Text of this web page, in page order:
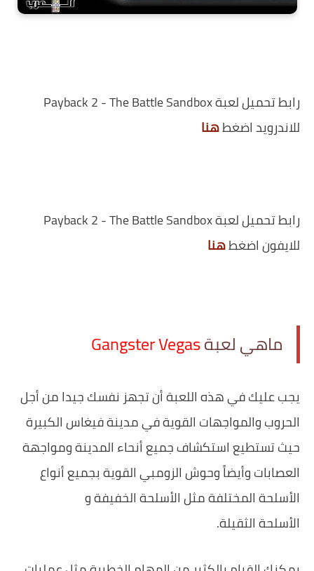
رابط تحميل لعبة Payback 2 - The Battle Sandbox
للاندرويد اضغطهنا
رابط تحميل لعبة Payback 2 - The Battle Sandbox
للايفون اضغطهنا
ماهي لعبة
‏يجب عليك في هذه اللعبة أن تجهز نفسك جيدا من أجل
الحروب والمواجهات القوية في مدينة فيغاس الكبيرة
حيث تستطيع استكشاف جميع أنحاء المدينة ومواجهة
العصابات وأيضاً وحوش الزومبي القوية بجميع أنواع
الأسلحة المختلفة مثل الأسلحة الخفيفة و
الأسلحة الثقيلة.